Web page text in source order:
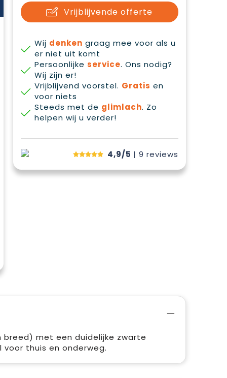
Vrijblijvende offerte
Wij denken graag mee voor als u
er niet uit komt
Persoonlijke service. Ons nodig?
Wij zijn er!
Vrijblijvend voorstel. Gratis en
voor niets
Steeds met de glimlach. Zo
helpen wij u verder!
4,9/5 | 9 reviews
met een duidelijke zwarte
thuis en onderweg.